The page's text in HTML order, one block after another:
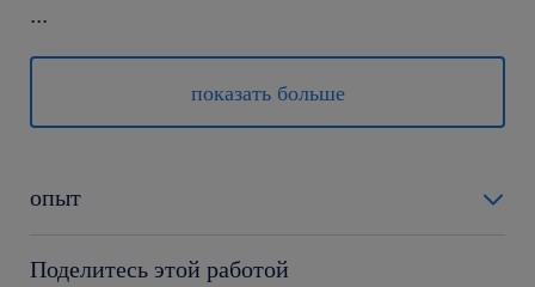
...
Supporting the onboarding journey:
Preparing and leading induction days for
new joiners, delivering an informative
employees through public speaking.
Taking care of the full lifecycle of
показать больше
опыт
Поделитесь этой работой